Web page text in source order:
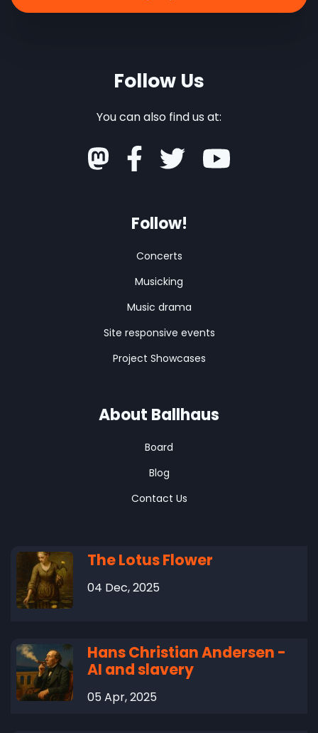
Follow Us
You can also find us at:
Follow!
Concerts
Musicking
Music drama
Site responsive events
Project Showcases
About Ballhaus
Board
Blog
Contact Us
The Lotus Flower
04 Dec, 2025
Hans Christian Andersen -
AI and slavery
05 Apr, 2025